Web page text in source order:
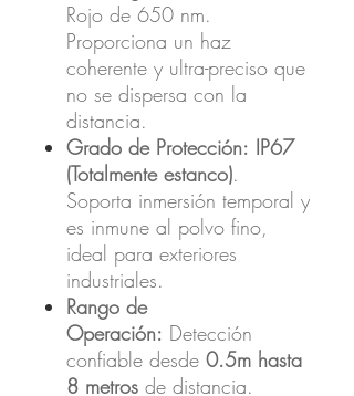
Rojo de 650 nm.
Proporciona un haz
coherente y ultra-preciso que
no se dispersa con la
distancia.
Grado de Protección: IP67
(Totalmente estanco).
Soporta inmersión temporal y
es inmune al polvo fino,
ideal para exteriores
industriales.
Rango de
Operación: Detección
confiable desde 0.5m hasta
8 metros de distancia.